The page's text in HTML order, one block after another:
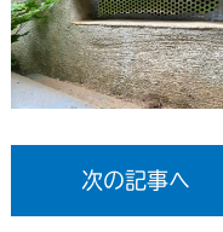
次の記事へ